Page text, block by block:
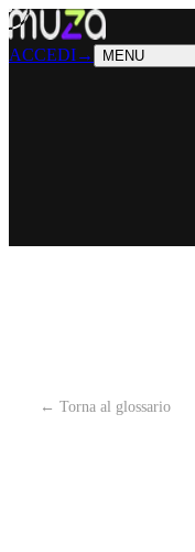
ACCEDI→ MENU
PRODOTTI Cosa
SOLUZIONIChi
← Torna al glossario